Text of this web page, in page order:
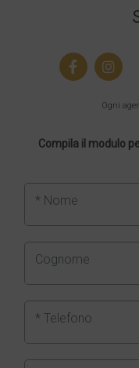
Ogni
Compila il modulo
* Nome
Cognome
* Telefono